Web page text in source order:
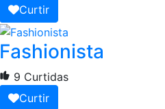
Curtir
Fashionista
9 Curtidas
Curtir